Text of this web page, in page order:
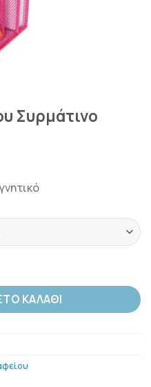
Συρμάτινο
Μαγνητικό ποσότητα
ΚΑΛΆΘΙ